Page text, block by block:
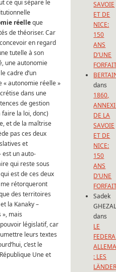
ce qui sépare le
réelleque
de théoriser. Car
en regard
tutelle à son
une autonomie
cadre d’un
« autonomie réelle »
dans une
de gestion
la loi, donc)
et de la maîtrise
pas ces deux
et
est un auto-
qui reste sous
est de ces deux
me rétorqueront
des territoires
la Kanaky –
», mais
législatif, car
leurs textes
c’est le
Une et
SAVOIE
ET DE
NICE:
150
ANS
D’UNE
dans
1860,
DE LA
SAVOIE
ET DE
NICE:
150
ANS
D’UNE
Sadek
dans
LE
: LES